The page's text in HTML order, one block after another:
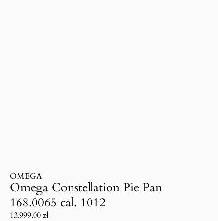
OMEGA
Omega Constellation Pie Pan
168.0065 cal. 1012
13.999.00zł